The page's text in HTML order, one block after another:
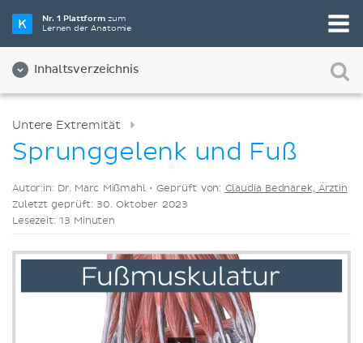
Nr. 1 Plattformzum
Lernen der Anatomie
Inhaltsverzeichnis
Wähle die beste Lernmethode für dich
Videos
Untere Extremität
Sprunggelenk und Fuß
Autor:in: Dr. Marc Mißmahl •Geprüft von: Claudia Bednarek, Ärztin
Zuletzt geprüft: 30. Oktober 2023
Lesezeit: 13 Minuten